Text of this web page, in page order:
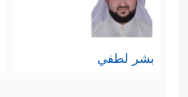
بشر لطفي